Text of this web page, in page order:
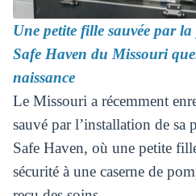
Une petite fille sauvée par
Safe Haven du Missouri
naissance
Le Missouri a récemment
sauvé par l’installation de sa
Safe Haven, où une petite
sécurité à une caserne de